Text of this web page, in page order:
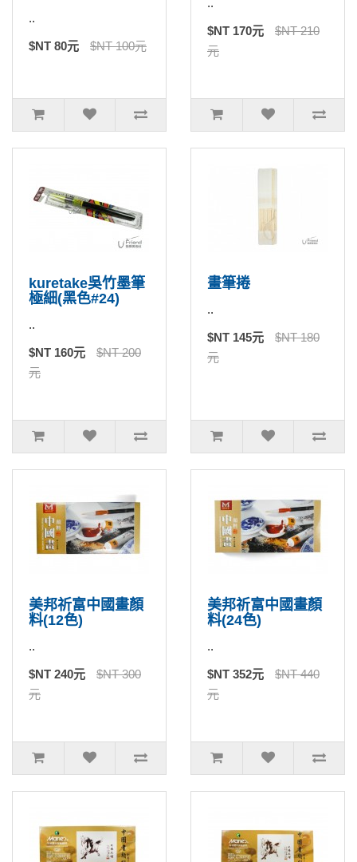
..
$NT 80元 $NT 100元
..
$NT 170元
$NT 210
元
kuretake吳竹墨筆
極細(黑色#24)
..
$NT 160元
$NT 200
元
畫筆捲
..
$NT 145元
$NT 180
元
美邦祈富中國畫顏
料(12色)
..
$NT 240元
$NT 300
元
美邦祈富中國畫顏
料(24色)
..
$NT 352元
$NT 440
元